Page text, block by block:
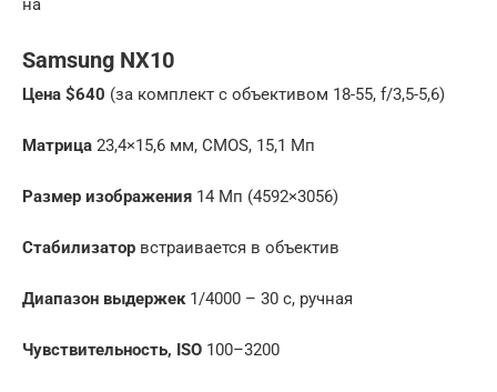
Samsung NX10
Цена $640 (за комплект с объективом 18-55, f/3,5-5,6)
Матрица 23,4×15,6 мм, CMOS, 15,1 Мп
Размер изображения 14 Мп (4592×3056)
Стабилизатор встраивается в объектив
Диапазон выдержек 1/4000 – 30 с, ручная
Чувствительность, ISO 100–3200